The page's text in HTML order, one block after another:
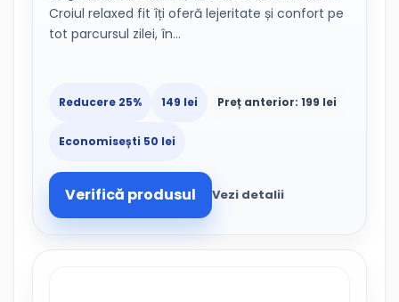
Croiul relaxed fit îți oferă lejeritate și confort pe
tot parcursul zilei, în…
Reducere 25% 149 lei Preț anterior: 199 lei
Economisești 50 lei
Verifică produsul Vezi detalii